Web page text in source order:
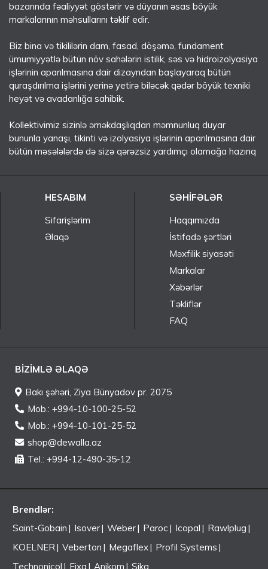
bazarında fəaliyyət göstərir və düyanın əsas böyük
markalarının məhsullarını təklif edir.
Biz bina və tikililərin dam, fasad, döşəmə, fundament
ümumiyyətlə bütün növ sahələrin istilik, səs və hidroizolyasiya
işlərinin aparılmasına dair dizayndan başlayaraq bütün
quraşdırılma işlərini yerinə yetirə biləcək qədər böyük texniki
heyət və avadanlığa sahibik.
Kollektivimiz sizinlə əməkdaşlıqdan məmnunluq duyar
bununla yanaşı, tikinti və izolyasiya işlərinin aparılmasına dair
bütün məsələlərdə də sizə qərəzsiz yardımçı olamağa hazırıq
HESABIM
Sifarişlərim
Əlaqə
SƏHIFƏLƏR
Haqqımızda
İstifadə şərtləri
Məxfilik siyasəti
Markalar
Xəbərlər
Təkliflər
FAQ
BIZIMLƏ ƏLAQƏ
Bakı şəhəri, Ziya Bünyadov pr. 2075
Mob.: +994-10-100-25-52
Mob.: +994-10-101-25-52
shop@dewalla.az
Tel.: +994-12-490-35-12
Brendlər:
Saint-Gobain
Isover Weber Paroc Icopal
Rawlplug
KOELNER
Veberton Megaflex
Profil Systems
Technonicol
Fixa Anikom Sika